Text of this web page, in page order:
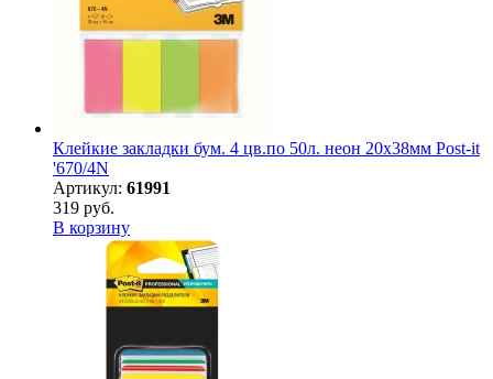
Клейкие закладки бум. 4 цв.по 50л. неон 20х38мм Post-it
'670/4N
Артикул: 61991
319 руб.
В корзину